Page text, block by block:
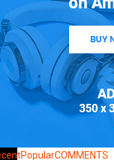
PopularCOMMENTS